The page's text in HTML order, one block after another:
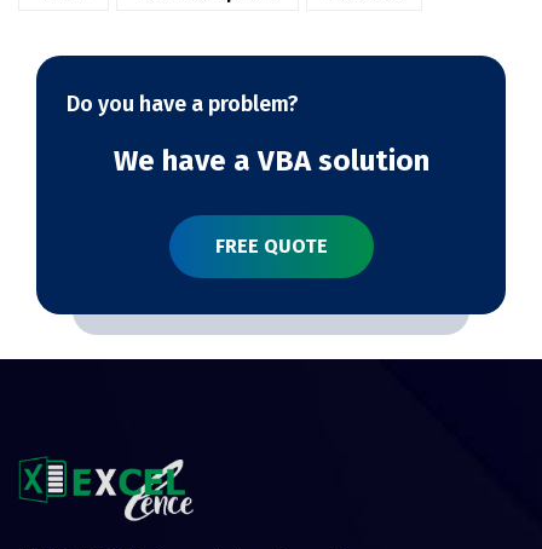
Do you have a problem?
We have a VBA solution
FREE QUOTE